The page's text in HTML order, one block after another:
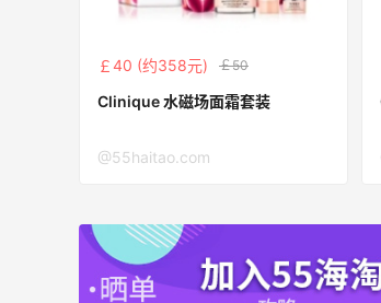
￡40 (约358元) ￡50
Clinique 水磁场面霜套装
@55haitao.com